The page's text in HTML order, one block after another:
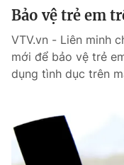
Bảo vệ trẻ em
VTV.vn - Liên minh
mới để bảo vệ trẻ
dụng tình dục trên